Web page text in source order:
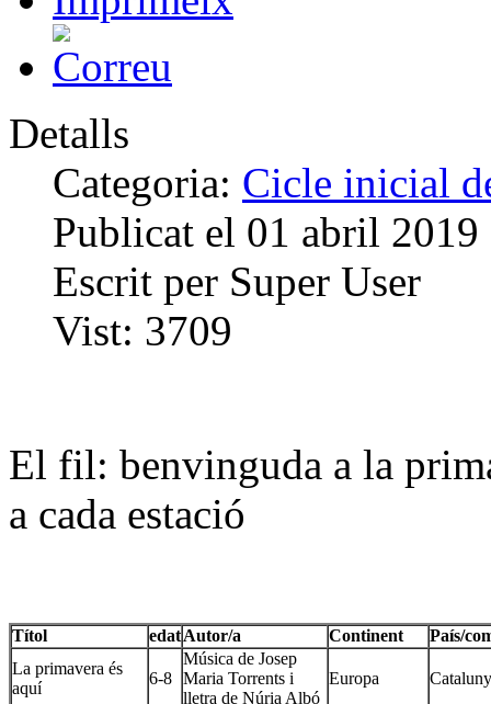
Detalls
Categoria: Cicle inicial
Publicat el 01 abril 2019
Escrit per Super User
Vist: 3709
El fil: benvinguda a la
a cada estació
Títol edatAutor/a Continent
País/
La primavera és
aquí
6-8
Música de Josep
Maria Torrents i
lletra de Núria Albó
Europa